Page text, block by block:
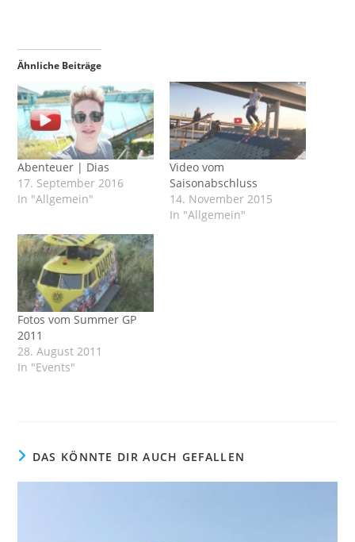
Ähnliche Beiträge
Abenteuer | Dias
17. September 2016
In "Allgemein"
Video vom
Saisonabschluss
14. November 2015
In "Allgemein"
Fotos vom Summer GP
2011
28. August 2011
In "Events"
DAS KÖNNTE DIR AUCH GEFALLEN